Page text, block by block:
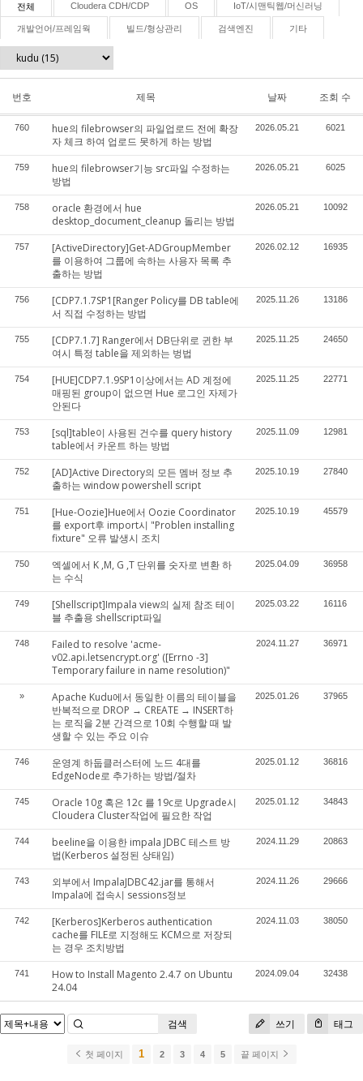
전체 Cloudera CDH/CDP OS IoT/시맨틱웹/머신러닝
개발언어/프레임웍 빌드/형상관리 검색엔진 기타
번호 제목 날짜 조회 수
760
hue의 filebrowser의 파일업로드 전에 확장
자 체크 하여 업로드 못하게 하는 방법
2026.05.21 6021
759
hue의 filebrowser기능 src파일 수정하는
방법
2026.05.21 6025
758
oracle 환경에서 hue
desktop_document_cleanup 돌리는 방법
2026.05.21 10092
757
[ActiveDirectory]Get-ADGroupMember
를 이용하여 그룹에 속하는 사용자 목록 추
출하는 방법
2026.02.12 16935
756
[CDP7.1.7SP1[Ranger Policy를 DB table에
서 직접 수정하는 방법
2025.11.26 13186
755
[CDP7.1.7] Ranger에서 DB단위로 귄한 부
여시 특정 table을 제외하는 벙법
2025.11.25 24650
754
[HUE]CDP7.1.9SP1이상에서는 AD 계정에
매핑된 group이 없으면 Hue 로그인 자제가
안된다
2025.11.25 22771
753
[sql]table이 사용된 건수를 query history
table에서 카운트 하는 방법
2025.11.09 12981
752
[AD]Active Directory의 모든 멤버 정보 추
출하는 window powershell script
2025.10.19 27840
751
[Hue-Oozie]Hue에서 Oozie Coordinator
를 export후 import시 "Problen installing
fixture" 오류 발생시 조치
2025.10.19 45579
750
엑셀에서 K ,M, G ,T 단위를 숫자로 변환 하
는 수식
2025.04.09 36958
749
[Shellscript]Impala view의 실제 참조 테이
블 추출용 shellscript파일
2025.03.22 16116
748
Failed to resolve 'acme-
v02.api.letsencrypt.org' ([Errno -3]
Temporary failure in name resolution)"
2024.11.27 36971
»
Apache Kudu에서 동일한 이름의 테이블을
반복적으로 DROP → CREATE → INSERT하
는 로직을 2분 간격으로 10회 수행할 때 발
생할 수 있는 주요 이슈
2025.01.26 37965
746
운영계 하둡클러스터에 노드 4대를
EdgeNode로 추가하는 방법/절차
2025.01.12 36816
745
Oracle 10g 혹은 12c 를 19c로 Upgrade시
Cloudera Cluster작업에 필요한 작업
2025.01.12 34843
744
beeline을 이용한 impala JDBC 테스트 방
법(Kerberos 설정된 상태임)
2024.11.29 20863
743
외부에서 ImpalaJDBC42.jar를 통해서
Impala에 접속시 sessions정보
2024.11.26 29666
742
[Kerberos]Kerberos authentication
cache를 FILE로 지정해도 KCM으로 저장되
는 경우 조치방법
2024.11.03 38050
741
How to Install Magento 2.4.7 on Ubuntu
24.04
2024.09.04 32438
쓰기 태그
검색
첫 페이지 1 2 3 4 5 끝 페이지